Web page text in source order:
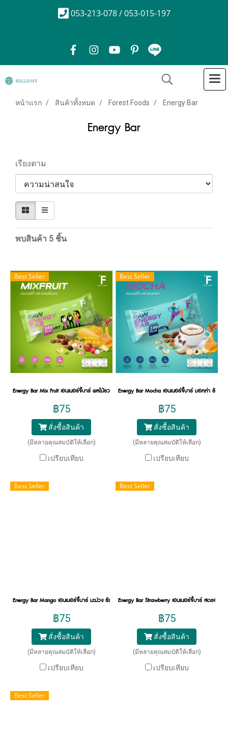
053-213-078 / 053-015-197
หน้าแรก สินค้าทั้งหมด Forest Foods Energy Bar
Energy Bar
เรียงตาม
พบสินค้า 5 ชิ้น
Best Seller
Energy Bar Mix Fruit เอนเนอร์จี้บาร์ ผลไม้รวม ธัญพืชอัดแท่ง เพิ่มพลังงาน
฿75
สั่งซื้อสินค้า
(มีหลายคุณสมบัติให้เลือก)
เปรียบเทียบ
Best Seller
Energy Bar Mocha เอนเนอร์จี้บาร์ มอคค่า ธัญพื
฿75
สั่งซื้อสินค้า
(มีหลายคุณสมบัติให้เลือก)
เปรียบเทียบ
Best Seller
Energy Bar Mango เอนเนอร์จี้บาร์ มะม่วง ธัญพืชอัดแท่ง เพิ่มพลังงาน
฿75
สั่งซื้อสินค้า
(มีหลายคุณสมบัติให้เลือก)
เปรียบเทียบ
Best Seller
Energy Bar Strawberry เอนเนอร์จี้บาร์ สตรอเบ
฿75
สั่งซื้อสินค้า
(มีหลายคุณสมบัติให้เลือก)
เปรียบเทียบ
Best Seller